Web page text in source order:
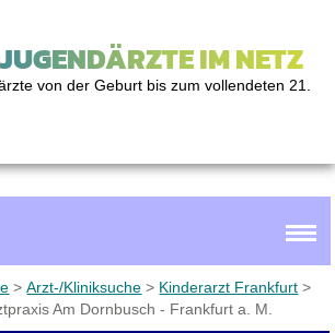
IM NETZ
von der Geburt bis zum vollendeten 21.
>Arzt-/Kliniksuche > Kinderarzt Frankfurt >
Am Dornbusch - Frankfurt a. M.